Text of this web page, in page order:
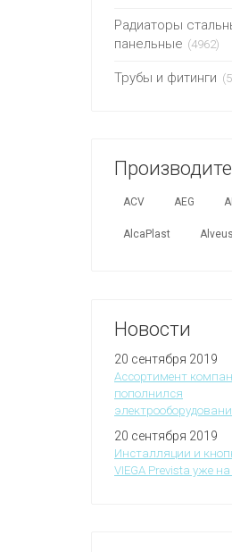
Радиаторы
панельные (4962)
Трубы и фитинги
ACV AEG
AlcaPlast Alveus
Новости
20 сентября 2019
Ассортимент
пополнился
20 сентября 2019
Инсталляции и
VIEGA Prevista уже